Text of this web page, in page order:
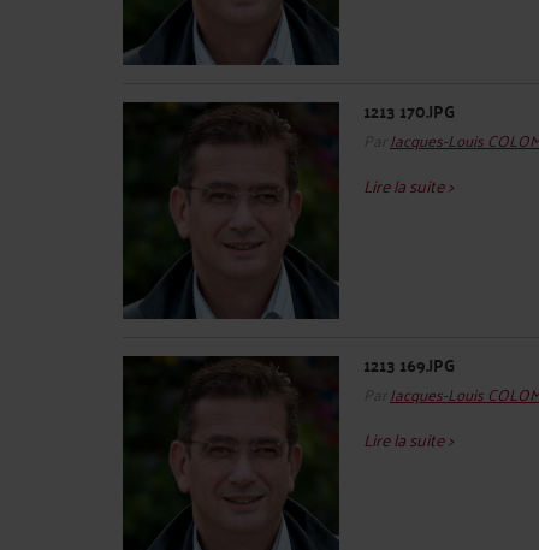
1213 170.JPG
Par Jacques-Louis
Lire la suite >
1213 169.JPG
Par Jacques-Louis
Lire la suite >